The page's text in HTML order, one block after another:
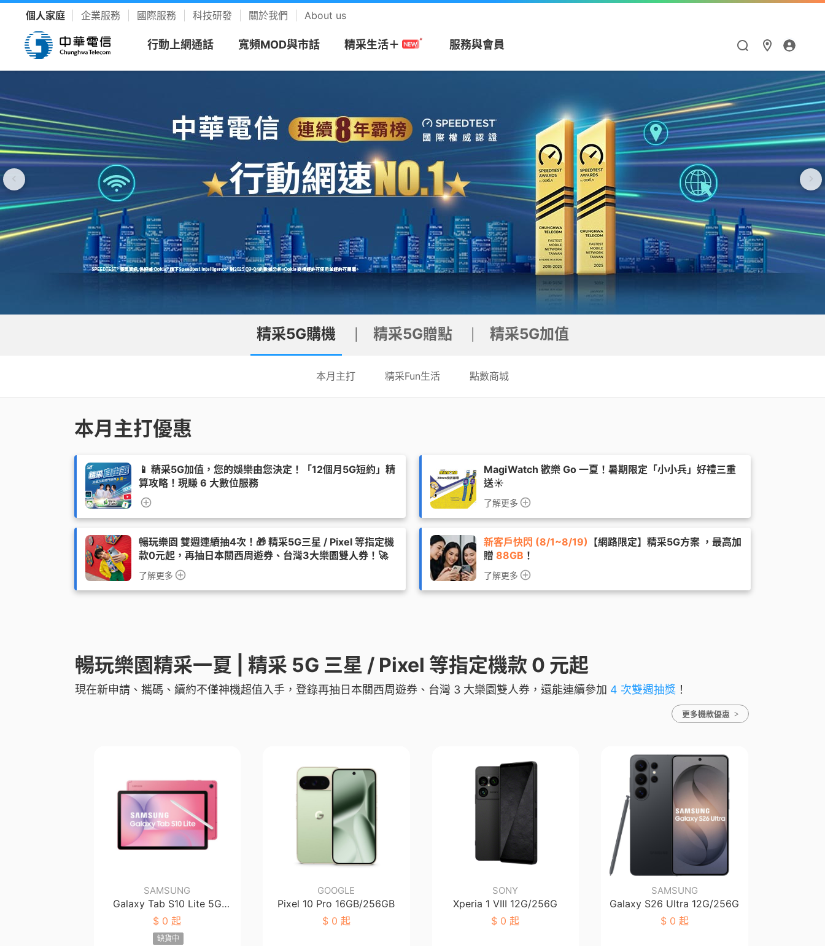
個人家庭 企業服務 國際服務 科技研發 關於我們 About us
行動上網通話
新申請
續約門號
續約購機
自助服務區
未出帳用量、合約、解鎖、故障報修
看方案
精采5G加值
全資費
搭商品
Apple專區
Android專區
找更多機款
漫遊方案
新申請方案
儲值方案
HoHo代儲
漫遊與通訊應用
漫遊服務優惠
漫遊服務總覽
流量加價購
衛星通訊
通訊應用
寬頻MOD與市話
限時促銷
速在必行方案
優惠雙享
速在必行+MOD 上網+看電視
搭3C家電
速在有禮方案
自助服務區
供裝速率查詢、線上申請查詢、固定IP
申請、故障報修
寬頻上網
升速續約
產品介紹
Wi-Fi服務
MOD
速在必行+MOD
影劇館⁺
MOD平台/單頻選購
市話
市話加值服務
國際電話
公用電話
HiNet服務
個人信箱
MSA信箱服務
網路測速
供裝查詢
頻寬分流
精采生活＋
精采生活＋推薦
整合選購，省時又省力
YouTube Premium
暢看零廣告 精采不受限
Google One
照片、影片、雲端儲存
自助服務區
了解方案、帳單代收、答鈴異動
樂享影視
Disney+
Hami Video 電視運
動館
Netflix
Hami Video 影劇館
安心上網
防駭守門員
色情守門員
上網時間管理
趨勢資安服務
KKBOX
musictone鈴聲館
LINE MUSIC 鈴聲
音樂
來電答鈴
更多
閱讀學習
Hami 書城
天下數位全閱讀
PPA Plus
FunPark 童書夢工
廠
更多
智慧生活
Google One
Hami Cam
LINE貼圖超值方案
導航王TM
服務與會員
我的服務中心
個人化服務入口
帳單繳費
線上繳費、查帳單
資費合約
線上查合約
更多服務
更多線上自助服務
客戶服務
網路門市申請查詢
友善專區
簡訊客服
帳單服務
帳單繳費
申請電子帳單
更多帳單與發票
中華電信VIP官網
專屬禮遇及活動
VIP電子會員卡
加入會員
Hami Point 愛心捐
Hami Point
如何集點與兌點
我的點數
中華電信聯名卡
中信ALL ME卡
Hami Point官網
點數商城
點數商城
品牌館
票券館
好買市集
精采5G購機 精采5G贈點 精采5G加值
本月主打 精采Fun生活 點數商城
本月主打 精采Fun生活 點數商城
本月主打優惠
📱 精采5G加值，您的娛樂由您決定！「12個月5G短約」精
算攻略！現賺 6 大數位服務
MagiWatch 歡樂 Go 一夏！暑期限定「小小兵」好禮三重
送☀️
了解更多
暢玩樂園 雙週連續抽4次！🎁 精采5G三星 / Pixel 等指定機
款0元起，再抽日本關西周遊券、台灣3大樂園雙人券！🚀
了解更多
新客戶快閃 (8/1~8/19) 【網路限定】精采5G方案 ，最高加
贈 88GB ！
了解更多
暢玩樂園精采一夏 | 精采 5G 三星 / Pixel 等指定機款 0 元起
現在新申請、攜碼、續約不僅神機超值入手，登錄再抽日本關西周遊券、台灣 3 大樂園雙人券，還能連續參加 4 次雙週抽獎 ！
更多機款優惠
SAMSUNG
Galaxy Tab S10 Lite 5G
6G/128G (X406B)
$ 0 起
缺貨中
GOOGLE
Pixel 10 Pro 16GB/256GB
$0 起
SONY
Xperia 1 VIII 12G/256G
$ 0 起
SAMSUNG
Galaxy S26 Ultra 12G/256G
$0 起